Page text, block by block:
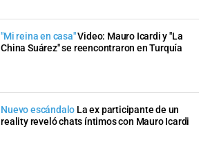
"Mi reina en casa"Video: Mauro Icardi y "La
China Suárez" se reencontraron en Turquía
Nuevo escándalo La ex participante de un
reality reveló chats íntimos con Mauro Icardi